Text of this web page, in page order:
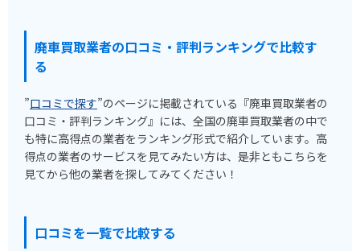
廃車買取業者の口コミ・評判ランキングで比較す
る
”口コミで探す”のページに掲載されている『廃車買取業者の
口コミ・評判ランキング』には、全国の廃車買取業者の中で
も特に高得点の業者をランキング形式で紹介しています。高
得点の業者のサービスを見てみたい方は、是非ともこちらを
見てから他の業者を探してみてください！
口コミを一覧で比較する